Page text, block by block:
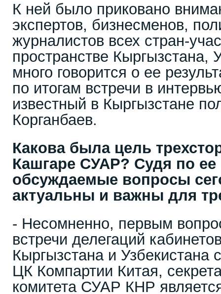
К ней было приковано
экспертов, бизнесменов,
журналистов всех стран-
пространстве Кыргызстана,
много говорится о ее
по итогам встречи в
известный в Кыргызстане
Корганбаев.
Какова была цель
Кашгаре СУАР? Судя по
обсуждаемые вопросы
актуальны и важны для
- Несомненно, первым
встречи делегаций
Кыргызстана и
ЦК Компартии Китая,
комитета СУАР КНР